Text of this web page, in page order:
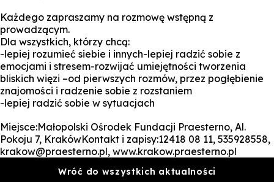
Każdego zapraszamy na rozmowę wstępną z
prowadzącym.
Dla wszystkich, którzy chcą:
-lepiej rozumieć siebie i innych-lepiej radzić sobie z
emocjami i stresem-rozwijać umiejętności tworzenia
bliskich więzi –od pierwszych rozmów, przez pogłębienie
znajomości i radzenie sobie z rozstaniem
-lepiej radzić sobie w sytuacjach
Miejsce:Małopolski Ośrodek Fundacji Praesterno, Al.
Pokoju 7, KrakówKontakt i zapisy:12418 08 11, 535928558,
krakow@praesterno.pl, www.krakow.praesterno.pl
Wróć do wszystkich aktualności